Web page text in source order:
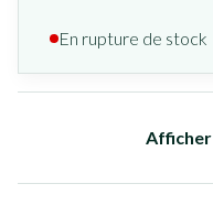
En rupture de stock
Afficher